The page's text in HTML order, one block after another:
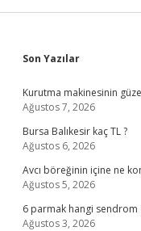
Sidebar
Son Yazılar
Kurutma makinesinin
Ağustos 7, 2026
Bursa Balıkesir kaç TL ?
Ağustos 6, 2026
Avcı böreğinin içine ne
Ağustos 5, 2026
6 parmak hangi sendrom
Ağustos 3, 2026